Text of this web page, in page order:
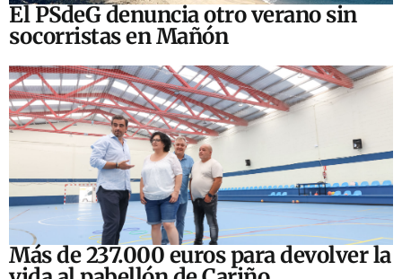
El PSdeG denuncia otro verano sin
socorristas en Mañón
Más de 237.000 euros para devolver la